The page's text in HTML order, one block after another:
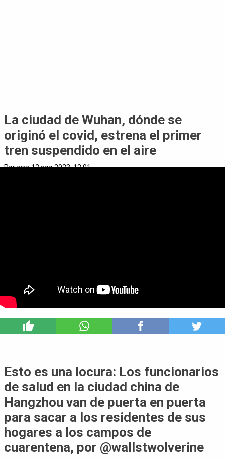
La ciudad de Wuhan, dónde se
originó el covid, estrena el primer
tren suspendido en el aire
Porerre12 ago 2023, 12:01
Esto es una locura: Los funcionarios
de salud en la ciudad china de
Hangzhou van de puerta en puerta
para sacar a los residentes de sus
hogares a los campos de
cuarentena, por @wallstwolverine